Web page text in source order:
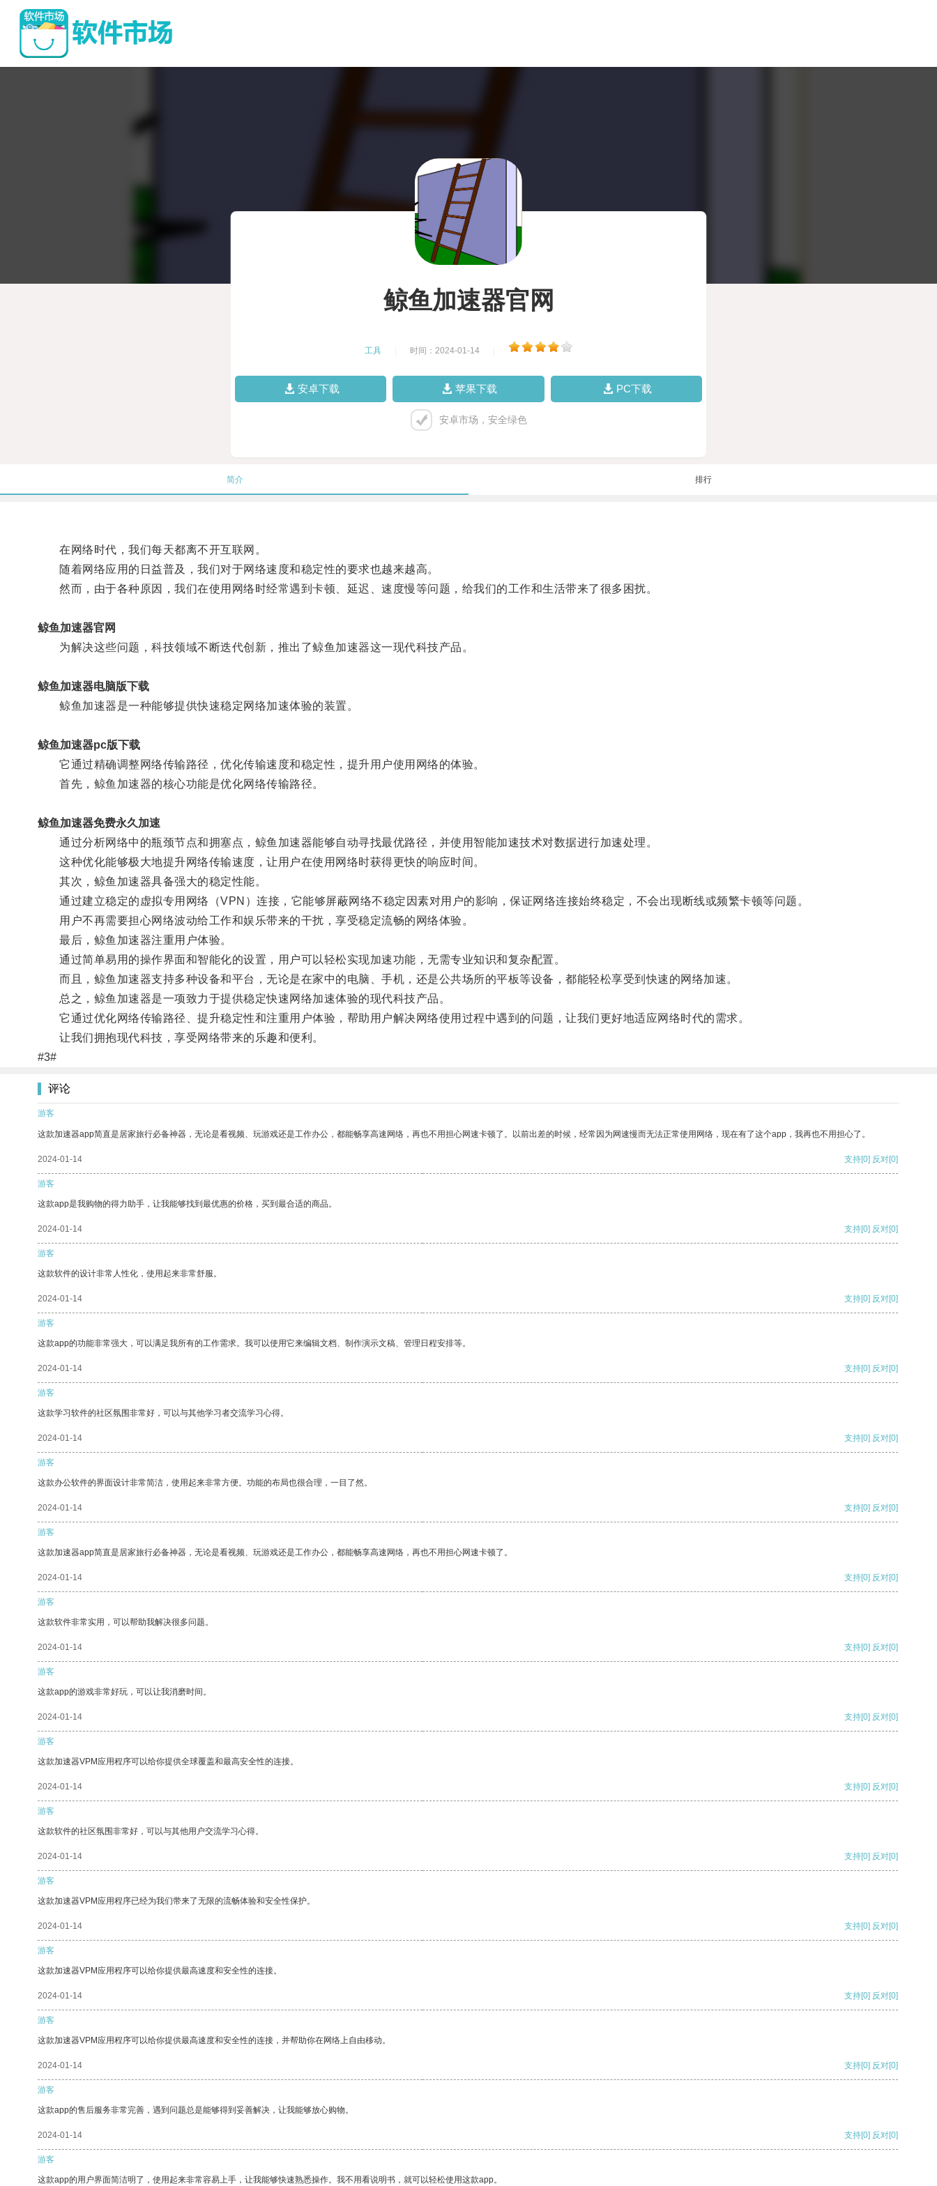
鲸鱼加速器官网
工具 时间：2024-01-14
安卓下载 苹果下载 PC下载
安卓市场，安全绿色
简介 排行
在网络时代，我们每天都离不开互联网。
随着网络应用的日益普及，我们对于网络速度和稳定性的要求也越来越高。
然而，由于各种原因，我们在使用网络时经常遇到卡顿、延迟、速度慢等问题，给我们的工作和生活带来了很多困扰。
鲸鱼加速器官网
为解决这些问题，科技领域不断迭代创新，推出了鲸鱼加速器这一现代科技产品。
鲸鱼加速器电脑版下载
鲸鱼加速器是一种能够提供快速稳定网络加速体验的装置。
鲸鱼加速器pc版下载
它通过精确调整网络传输路径，优化传输速度和稳定性，提升用户使用网络的体验。
首先，鲸鱼加速器的核心功能是优化网络传输路径。
鲸鱼加速器免费永久加速
通过分析网络中的瓶颈节点和拥塞点，鲸鱼加速器能够自动寻找最优路径，并使用智能加速技术对数据进行加速处理。
这种优化能够极大地提升网络传输速度，让用户在使用网络时获得更快的响应时间。
其次，鲸鱼加速器具备强大的稳定性能。
通过建立稳定的虚拟专用网络（VPN）连接，它能够屏蔽网络不稳定因素对用户的影响，保证网络连接始终稳定，不会出现断线或频繁卡顿等问题。
用户不再需要担心网络波动给工作和娱乐带来的干扰，享受稳定流畅的网络体验。
最后，鲸鱼加速器注重用户体验。
通过简单易用的操作界面和智能化的设置，用户可以轻松实现加速功能，无需专业知识和复杂配置。
而且，鲸鱼加速器支持多种设备和平台，无论是在家中的电脑、手机，还是公共场所的平板等设备，都能轻松享受到快速的网络加速。
总之，鲸鱼加速器是一项致力于提供稳定快速网络加速体验的现代科技产品。
它通过优化网络传输路径、提升稳定性和注重用户体验，帮助用户解决网络使用过程中遇到的问题，让我们更好地适应网络时代的需求。
让我们拥抱现代科技，享受网络带来的乐趣和便利。
#3#
评论
游客
这款加速器app简直是居家旅行必备神器，无论是看视频、玩游戏还是工作办公，都能畅享高速网络，再也不用担心网速卡顿了。以前出差的时候，经常因为网速慢而无法正常使用网络，现在有了这个app，我再也不用担心了。
2024-01-14 支持[0] 反对[0]
游客
这款app是我购物的得力助手，让我能够找到最优惠的价格，买到最合适的商品。
2024-01-14 支持[0] 反对[0]
游客
这款软件的设计非常人性化，使用起来非常舒服。
2024-01-14 支持[0] 反对[0]
游客
这款app的功能非常强大，可以满足我所有的工作需求。我可以使用它来编辑文档、制作演示文稿、管理日程安排等。
2024-01-14 支持[0] 反对[0]
游客
这款学习软件的社区氛围非常好，可以与其他学习者交流学习心得。
2024-01-14 支持[0] 反对[0]
游客
这款办公软件的界面设计非常简洁，使用起来非常方便。功能的布局也很合理，一目了然。
2024-01-14 支持[0] 反对[0]
游客
这款加速器app简直是居家旅行必备神器，无论是看视频、玩游戏还是工作办公，都能畅享高速网络，再也不用担心网速卡顿了。
2024-01-14 支持[0] 反对[0]
游客
这款软件非常实用，可以帮助我解决很多问题。
2024-01-14 支持[0] 反对[0]
游客
这款app的游戏非常好玩，可以让我消磨时间。
2024-01-14 支持[0] 反对[0]
游客
这款加速器VPM应用程序可以给你提供全球覆盖和最高安全性的连接。
2024-01-14 支持[0] 反对[0]
游客
这款软件的社区氛围非常好，可以与其他用户交流学习心得。
2024-01-14 支持[0] 反对[0]
游客
这款加速器VPM应用程序已经为我们带来了无限的流畅体验和安全性保护。
2024-01-14 支持[0] 反对[0]
游客
这款加速器VPM应用程序可以给你提供最高速度和安全性的连接。
2024-01-14 支持[0] 反对[0]
游客
这款加速器VPM应用程序可以给你提供最高速度和安全性的连接，并帮助你在网络上自由移动。
2024-01-14 支持[0] 反对[0]
游客
这款app的售后服务非常完善，遇到问题总是能够得到妥善解决，让我能够放心购物。
2024-01-14 支持[0] 反对[0]
游客
这款app的用户界面简洁明了，使用起来非常容易上手，让我能够快速熟悉操作。我不用看说明书，就可以轻松使用这款app。